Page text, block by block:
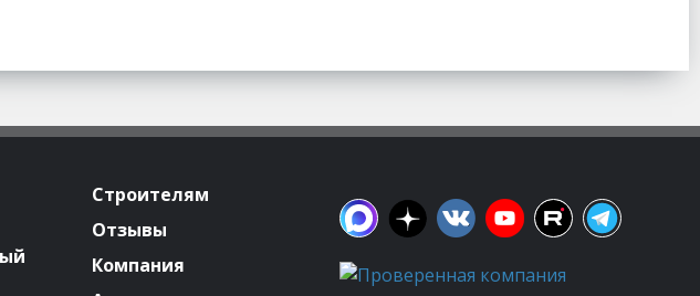
Строителям
Отзывы
Компания